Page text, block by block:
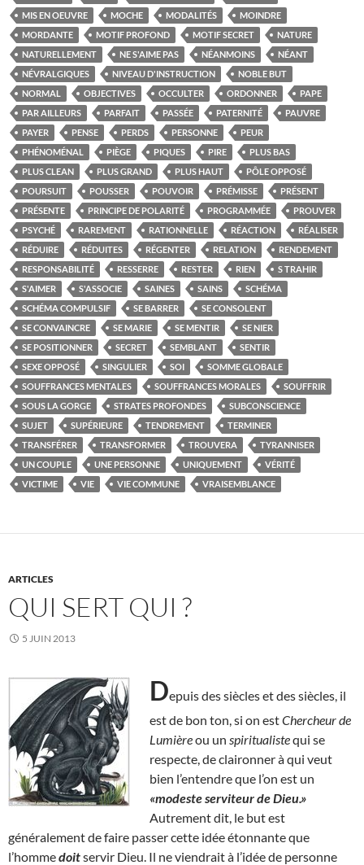
MIS EN OEUVRE
MOCHE MODALITÉS
MOINDRE
MORDANTE
MOTIF PROFOND MOTIF SECRET
NATURE
NATURELLEMENT
NE S'AIME PAS NÉANMOINS
NÉANT
NÉVRALGIQUES
NIVEAU D'INSTRUCTION
NOBLE BUT
NORMAL
OBJECTIVES OCCULTER ORDONNER
PAPE
PAR AILLEURS
PARFAIT PASSÉE PATERNITÉ
PAUVRE
PAYER
PENSE PERDS PERSONNE
PEUR
PHÉNOMÉNAL
PIÈGE PIQUES PIRE
PLUS BAS
PLUS CLEAN
PLUS GRAND PLUS HAUT
PÔLE OPPOSÉ
POURSUIT
POUSSER POUVOIR PRÉMISSE
PRÉSENT
PRÉSENTE
PRINCIPE DE POLARITÉ PROGRAMMÉE
PROUVER
PSYCHÉ
RAREMENT RATIONNELLE RÉACTION
RÉALISER
RÉDUIRE
RÉDUITES RÉGENTER RELATION
RENDEMENT
RESPONSABILITÉ
RESSERRE RESTER RIEN
S TRAHIR
S'AIMER
S'ASSOCIE SAINES SAINS
SCHÉMA
SCHÉMA COMPULSIF
SE BARRER
SE CONSOLENT
SE CONVAINCRE
SE MARIE SE MENTIR
SE NIER
SE POSITIONNER
SECRET SEMBLANT
SENTIR
SEXE OPPOSÉ
SINGULIER SOI
SOMME GLOBALE
SOUFFRANCES MENTALES
SOUFFRANCES MORALES
SOUFFRIR
SOUS LA GORGE
STRATES PROFONDES
SUBCONSCIENCE
SUJET
SUPÉRIEURE TENDREMENT
TERMINER
TRANSFÉRER
TRANSFORMER TROUVERA
TYRANNISER
UN COUPLE
UNE PERSONNE UNIQUEMENT
VÉRITÉ
VICTIME
VIE VIE COMMUNE VRAISEMBLANCE
ARTICLES
QUI SERT QUI ?
5 JUIN 2013
Depuis des siècles et des siècles, il
est de bon ton, si on estChercheur de
Lumièreou un spiritualistequi se
respecte, de claironner à qui veut
bien l’entendre que l’on est un
«modeste serviteur de Dieu.»
Autrement dit, le but est
généralement de faire passer cette idée étonnante que
l’hommedoitservir Dieu. Il ne viendrait à l’idée de personne